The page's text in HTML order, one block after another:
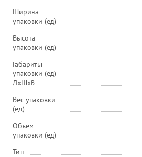
Ширина
упаковки (ед)
Высота
упаковки (ед)
Габариты
упаковки (ед)
ДхШхВ
Вес упаковки
(ед)
Объем
упаковки (ед)
Тип